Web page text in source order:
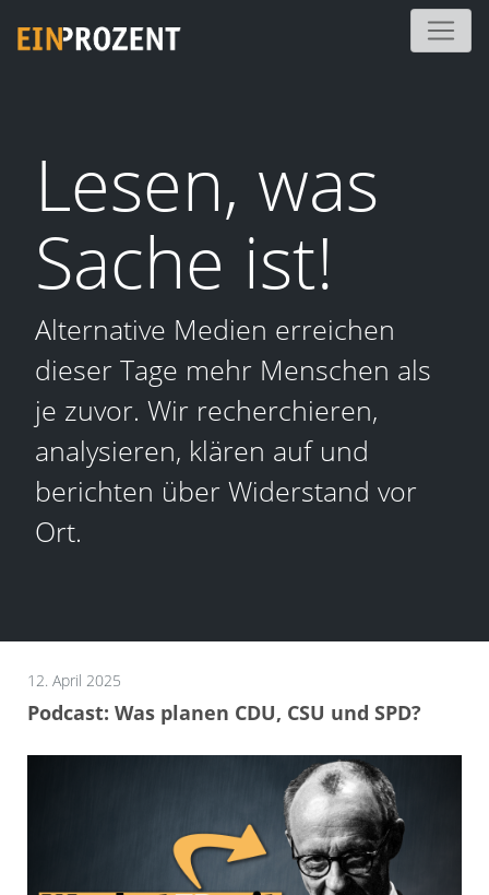
Lesen, was
Sache ist!
Alternative Medien erreichen
dieser Tage mehr Menschen als
je zuvor. Wir recherchieren,
analysieren, klären auf und
berichten über Widerstand vor
Ort.
12. April 2025
Podcast: Was planen CDU, CSU und SPD?